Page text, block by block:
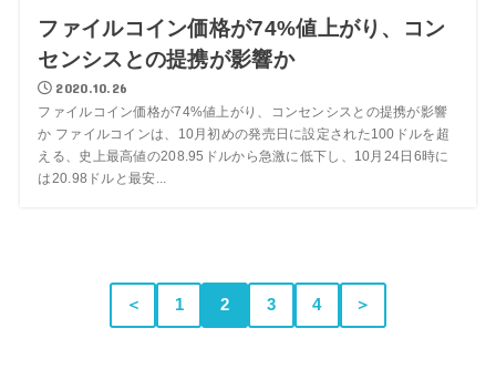
ファイルコイン価格が74%値上がり、コン
センシスとの提携が影響か
2020.10.26
ファイルコイン価格が74%値上がり、コンセンシスとの提携が影響
か ファイルコインは、10月初めの発売日に設定された100ドルを超
える、史上最高値の208.95ドルから急激に低下し、10月24日6時に
は20.98ドルと最安...
＜ 1 2 3 4 ＞